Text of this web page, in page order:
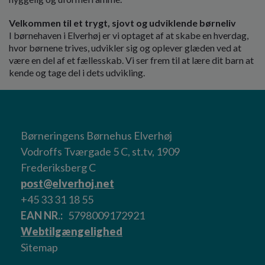
Velkommen til et trygt, sjovt og udviklende børneliv
I børnehaven i Elverhøj er vi optaget af at skabe en hverdag,
hvor børnene trives, udvikler sig og oplever glæden ved at
være en del af et fællesskab. Vi ser frem til at lære dit barn at
kende og tage del i dets udvikling.
Børneringens Børnehus Elverhøj
Vodroffs Tværgade 5 C, st.tv, 1909
Frederiksberg C
post@elverhoj.net
+45 33 31 18 55
EAN NR.
5798009172921
Webtilgængelighed
Sitemap